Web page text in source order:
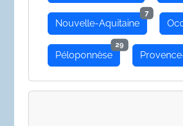
Nouvelle-Aquitaine
7
Péloponnèse
29